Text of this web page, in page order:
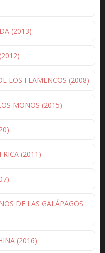
(2013)
LOS FLAMENCOS (2008)
MONOS (2015)
(2011)
DE LAS GALÁPAGOS
(2016)